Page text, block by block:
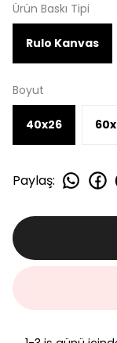
Ürün Baskı Tipi
Rulo Kanvas
Boyut
40x26
Paylaş: